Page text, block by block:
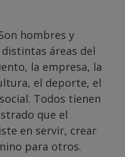
hombres y
áreas del
la empresa, la
el deporte, el
Todos tienen
que el
en servir, crear
para otros.